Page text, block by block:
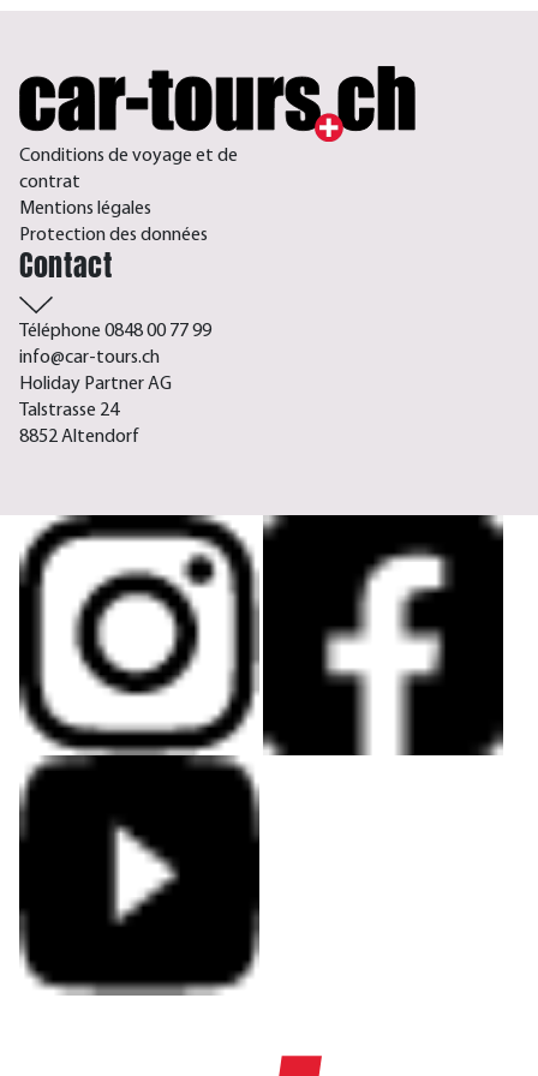
Conditions de voyage et de
contrat
Mentions légales
Protection des données
Contact
Téléphone 0848 00 77 99
info@car-tours.ch
Holiday Partner AG
Talstrasse 24
8852 Altendorf